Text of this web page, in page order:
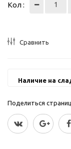
Кол :
Сравнить
Наличие на
Поделиться